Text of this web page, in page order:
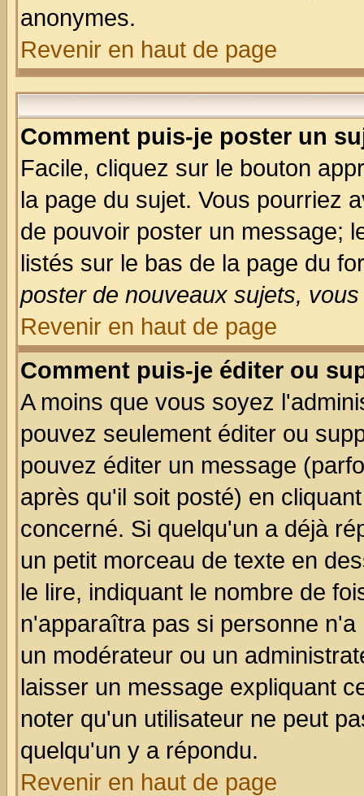
anonymes.
Revenir en haut de page
Comment puis-je poster un
Facile, cliquez sur le bouton
la page du sujet. Vous pourriez
de pouvoir poster un message;
listés sur le bas de la page du
poster de nouveaux sujets,
Revenir en haut de page
Comment puis-je éditer ou
A moins que vous soyez
pouvez seulement éditer ou
pouvez éditer un message
après qu'il soit posté) en
concerné. Si quelqu'un a déjà
un petit morceau de texte en
le lire, indiquant le nombre de
n'apparaîtra pas si personne
un modérateur ou un
laisser un message expliquant
noter qu'un utilisateur ne peut
quelqu'un y a répondu.
Revenir en haut de page